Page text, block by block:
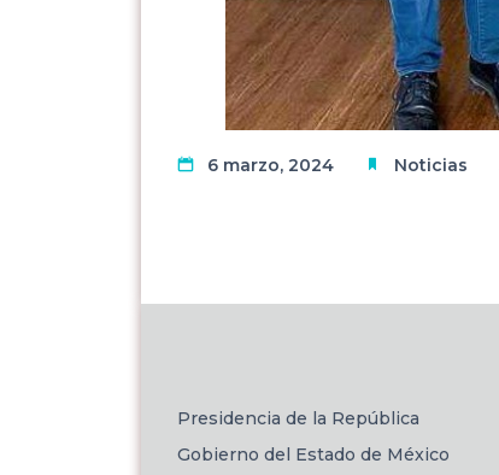
6 marzo, 2024 Noticias
Presidencia de la República
Gobierno del Estado de México